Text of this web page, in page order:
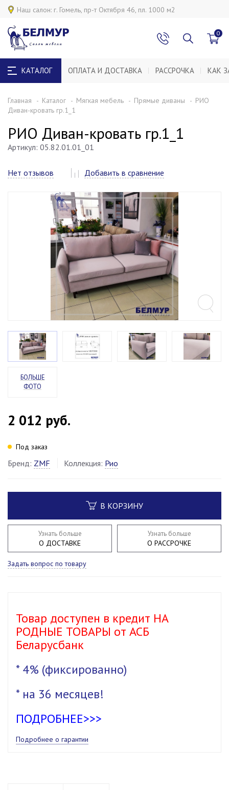
0
КАТАЛОГ ОПЛАТА И ДОСТАВКА РАССРОЧКА КАК
Главная Каталог Мягкая мебель Прямые диваны
РИО
Диван-кровать гр.1_1
РИО Диван-кровать гр.1_1
Артикул: 05.82.01.01_01
Нет отзывов Добавить в сравнение
БОЛЬШЕ
ФОТО
2 012 руб.
Под заказ
Бренд: ZMF Коллекция: Рио
В КОРЗИНУ
Узнать больше
О ДОСТАВКЕ
Узнать больше
О РАССРОЧКЕ
Задать вопрос по товару
Товар доступен в кредит НА
РОДНЫЕ ТОВАРЫ от АСБ
Беларусбанк
* 4% (фиксированно)
* на 36 месяцев!
ПОДРОБНЕЕ>>>
Подробнее о гарантии